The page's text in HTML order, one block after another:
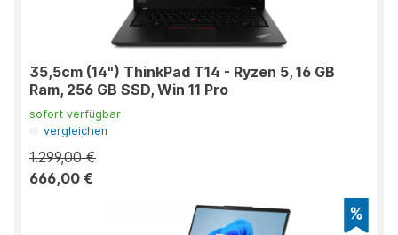
35,5cm (14") ThinkPad T14 - Ryzen 5, 16 GB
Ram, 256 GB SSD, Win 11 Pro
sofort verfügbar
vergleichen
1.299,00 €
666,00 €